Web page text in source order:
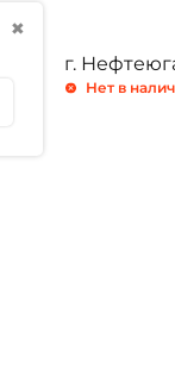
✖
г.
Нет в